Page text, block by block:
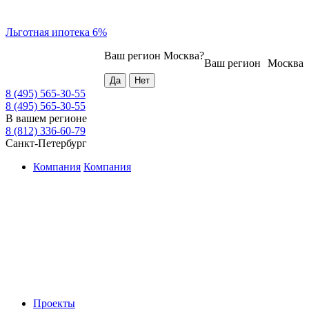
Льготная ипотека 6%
Москва
Ваш регион
Ваш регион Москва?
8 (495) 565-30-55
8 (495) 565-30-55
В вашем регионе
8 (812) 336-60-79
Санкт-Петербург
Компания Компания
Проекты